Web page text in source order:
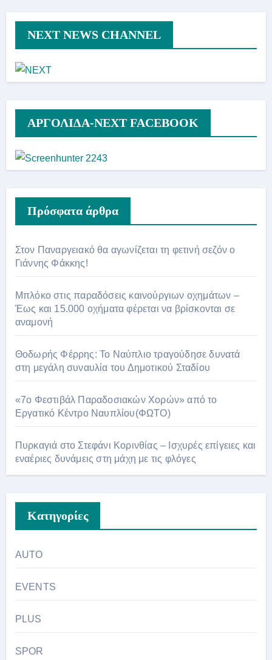
NEXT NEWS CHANNEL
ΑΡΓΟΛΙΔΑ-ΝΕΧΤ FACEBOOK
Πρόσφατα άρθρα
Στον Παναργειακό θα αγωνίζεται τη φετινή σεζόν ο
Γιάννης Φάκκης!
Μπλόκο στις παραδόσεις καινούργιων οχημάτων –
Έως και 15.000 οχήματα φέρεται να βρίσκονται σε
αναμονή
Θοδωρής Φέρρης: Το Ναύπλιο τραγούδησε δυνατά
στη μεγάλη συναυλία του Δημοτικού Σταδίου
«7ο Φεστιβάλ Παραδοσιακών Χορών» από το
Εργατικό Κέντρο Ναυπλίου(ΦΩΤΟ)
Πυρκαγιά στο Στεφάνι Κορινθίας – Ισχυρές επίγειες και
εναέριες δυνάμεις στη μάχη με τις φλόγες
Kατηγορίες
AUTO
EVENTS
PLUS
SPOR